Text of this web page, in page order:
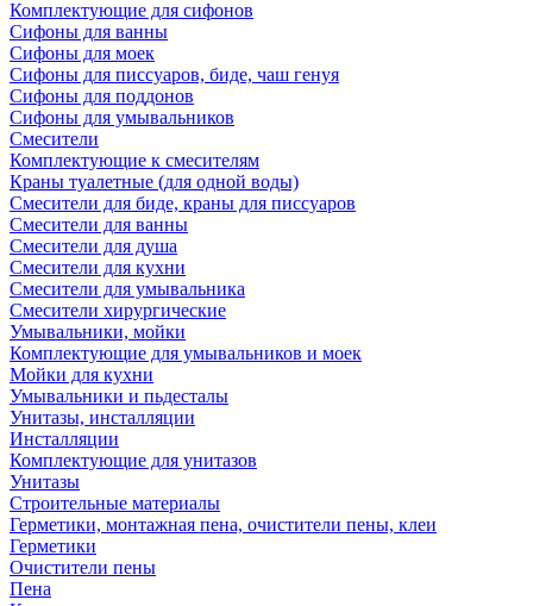
Комплектующие для сифонов
Сифоны для ванны
Сифоны для моек
Сифоны для писсуаров, биде, чаш генуя
Сифоны для поддонов
Сифоны для умывальников
Смесители
Комплектующие к смесителям
Краны туалетные (для одной воды)
Смесители для биде, краны для писсуаров
Смесители для ванны
Смесители для душа
Смесители для кухни
Смесители для умывальника
Смесители хирургические
Умывальники, мойки
Комплектующие для умывальников и моек
Мойки для кухни
Умывальники и пьдесталы
Унитазы, инсталляции
Инсталляции
Комплектующие для унитазов
Унитазы
Строительные материалы
Герметики, монтажная пена, очистители пены, клеи
Герметики
Очистители пены
Пена